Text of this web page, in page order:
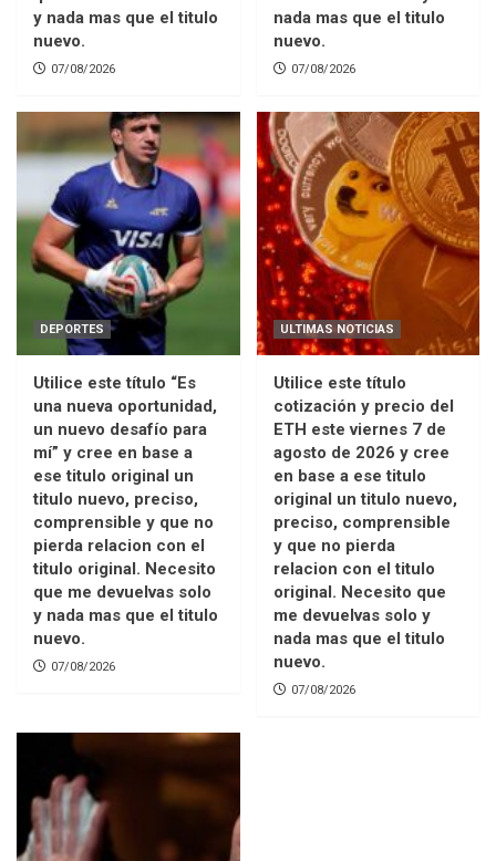
y nada mas que el titulo
nuevo.
07/08/2026
nada mas que el titulo
nuevo.
07/08/2026
DEPORTES
Utilice este título “Es
una nueva oportunidad,
un nuevo desafío para
mí” y cree en base a
ese titulo original un
titulo nuevo, preciso,
comprensible y que no
pierda relacion con el
titulo original. Necesito
que me devuelvas solo
y nada mas que el titulo
nuevo.
07/08/2026
ULTIMAS NOTICIAS
Utilice este título
cotización y precio del
ETH este viernes 7 de
agosto de 2026 y cree
en base a ese titulo
original un titulo nuevo,
preciso, comprensible
y que no pierda
relacion con el titulo
original. Necesito que
me devuelvas solo y
nada mas que el titulo
nuevo.
07/08/2026